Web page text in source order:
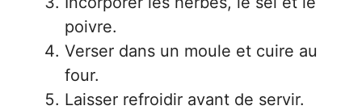
poivre.
Verser dans un moule et cuire au
four.
Laisser refroidir avant de servir.